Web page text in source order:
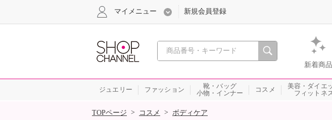
心おどる、瞬間を。通販・テレビショッピングのショップチ
新着商品
マイメニュー 新規会員登録
ジュエリー ファッション
靴・バッグ
小物・インナー
コスメ
美容・ダイエ
フィットネ
SALE
TOPページ > コスメ > ボディケア